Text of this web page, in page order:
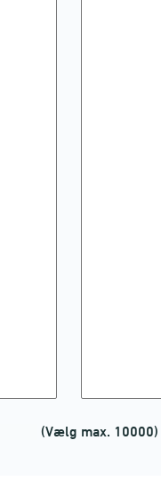
(Vælg max. 10000)